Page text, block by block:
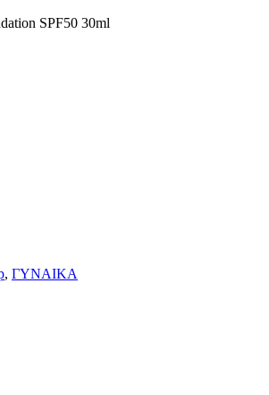
SPF50 30ml
, ΓΥΝΑΙΚΑ